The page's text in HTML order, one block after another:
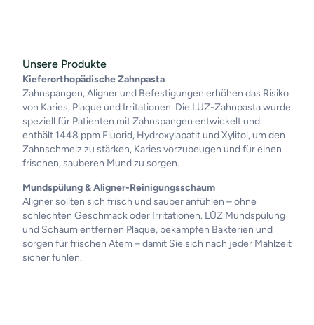
Unsere Produkte
Kieferorthopädische Zahnpasta
Zahnspangen, Aligner und Befestigungen erhöhen das Risiko
von Karies, Plaque und Irritationen. Die LŪZ-Zahnpasta wurde
speziell für Patienten mit Zahnspangen entwickelt und
enthält 1448 ppm Fluorid, Hydroxylapatit und Xylitol, um den
Zahnschmelz zu stärken, Karies vorzubeugen und für einen
frischen, sauberen Mund zu sorgen.
Mundspülung & Aligner-Reinigungsschaum
Aligner sollten sich frisch und sauber anfühlen – ohne
schlechten Geschmack oder Irritationen. LŪZ Mundspülung
und Schaum entfernen Plaque, bekämpfen Bakterien und
sorgen für frischen Atem – damit Sie sich nach jeder Mahlzeit
sicher fühlen.